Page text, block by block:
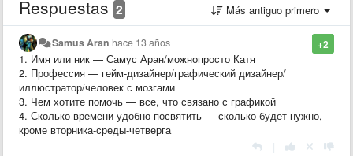
Respuestas 2 Más antiguo primero
+2
Samus Aran hace 13 años
1. Имя или ник — Самус Аран/можнопросто Катя
2. Профессия — гейм-дизайнер/графический дизайнер/
иллюстратор/человек с мозгами
3. Чем хотите помочь — все, что связано с графикой
4. Сколько времени удобно посвятить — сколько будет нужно,
кроме вторника-среды-четверга